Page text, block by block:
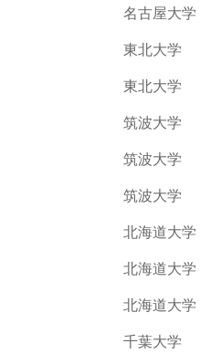
名古屋大学
東北大学
東北大学
筑波大学
筑波大学
筑波大学
北海道大学
北海道大学
北海道大学
千葉大学